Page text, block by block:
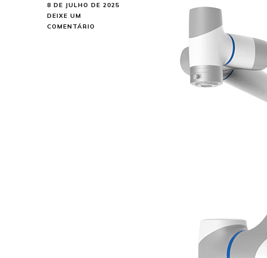
8 DE JULHO DE 2025
DEIXE UM
COMENTÁRIO